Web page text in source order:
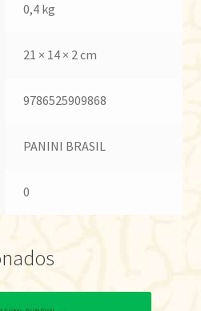
0,4 kg
21 × 14 × 2 cm
9786525909868
PANINI BRASIL
0